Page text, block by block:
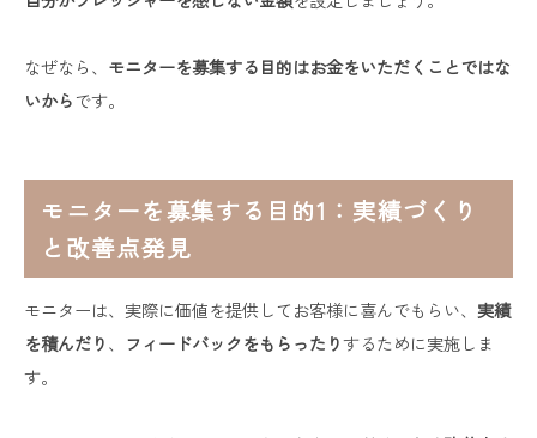
なぜなら、 モニターを募集する目的はお金をいただくことではな
いからです。
モニターを募集する目的1：実績づくり
と改善点発見
モニターは、実際に価値を提供してお客様に喜んでもらい、 実績
を積んだり、 フィードバックをもらったりするために実施しま
す。